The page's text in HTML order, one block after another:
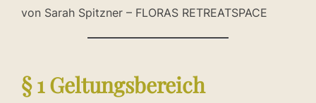
von Sarah Spitzner – FLORAS RETREATSPACE
§ 1 Geltungsbereich